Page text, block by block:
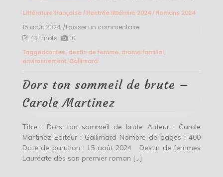
Littérature française/ Rentrée littéraire 2024/ Romans 2024
15 août 2024 /Laisser un commentaireon
sommeil
Carole
431 mots 10
Taggedcontes destin de femme, drame familial
environnement, Gallimard
Dors ton sommeil de brute –
Carole Martinez
Titre : Dors ton sommeil de brute Auteur : Carole
Martinez Editeur : Gallimard Nombre de pages : 400
Date de parution : 15 août 2024 Destin de femmes
Lauréate dès son premier roman […]